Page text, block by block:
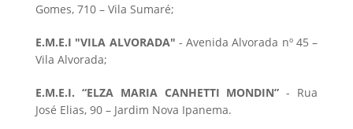
Gomes, 710 – Vila Sumaré;
E.M.E.I "VILA ALVORADA" - Avenida Alvorada nº 45 –
Vila Alvorada;
E.M.E.I. “ELZA MARIA CANHETTI MONDIN” - Rua
José Elias, 90 – Jardim Nova Ipanema.